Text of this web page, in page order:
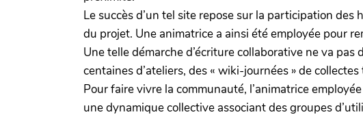
Le succès d’un tel site repose sur la participation des
du projet. Une animatrice a ainsi été employée pour
Une telle démarche d’écriture collaborative ne va
centaines d’ateliers, des « wiki-journées » de
Pour faire vivre la communauté, l’animatrice
une dynamique collective associant des groupes